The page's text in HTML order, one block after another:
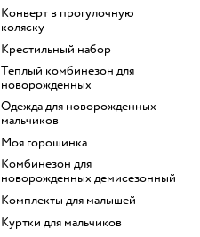
Конверт в прогулочную
коляску
Крестильный набор
Теплый комбинезон для
новорожденных
Одежда для новорожденных
мальчиков
Моя горошинка
Комбинезон для
новорожденных демисезонный
Комплекты для малышей
Куртки для мальчиков